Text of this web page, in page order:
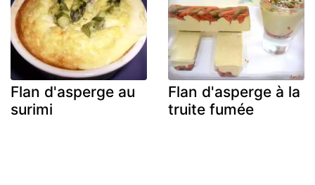
Flan d'asperge au
surimi
Flan d'asperge à la
truite fumée